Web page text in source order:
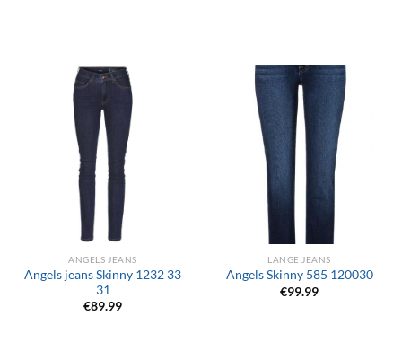
ANGELS JEANS
Angels jeans Skinny 1232 33
31
€89.99
LANGE JEANS
Angels Skinny 585 120030
€99.99